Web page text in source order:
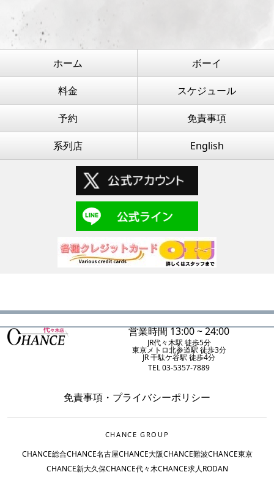
ホーム ボーイ
料金 スケジュール
予約 免責事項
系列店 English
営業時間 13:00 ~ 24:00
JR代々木駅 徒歩5分
東京メトロ北参道駅 徒歩3分
JR 千駄ケ谷駅 徒歩4分
TEL 03-5357-7889
免責事項 ・ プライバシーポリシー
CHANCE GROUP
CHANCE総合CHANCE名古屋CHANCE大阪CHANCE難波CHANCE東京
CHANCE新大久保CHANCE代々木CHANCE求人RODAN